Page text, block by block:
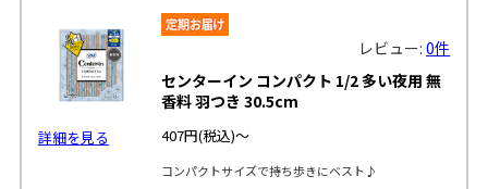
詳細を見る
レビュー:0件
センターイン コンパクト 1/2 多い夜用 無
香料 羽つき 30.5cm
407円(税込)～
コンパクトサイズで持ち歩きにベスト♪